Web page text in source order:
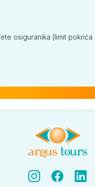
osiguranika (limit pokrića